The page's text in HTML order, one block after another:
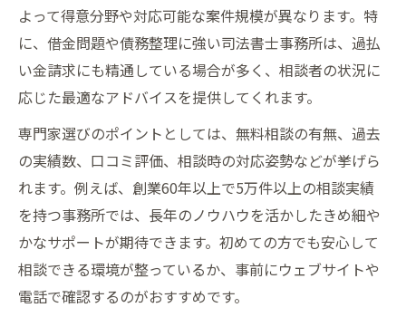
よって得意分野や対応可能な案件規模が異なります。特
に、借金問題や債務整理に強い司法書士事務所は、過払
い金請求にも精通している場合が多く、相談者の状況に
応じた最適なアドバイスを提供してくれます。
専門家選びのポイントとしては、無料相談の有無、過去
の実績数、口コミ評価、相談時の対応姿勢などが挙げら
れます。例えば、創業60年以上で5万件以上の相談実績
を持つ事務所では、長年のノウハウを活かしたきめ細や
かなサポートが期待できます。初めての方でも安心して
相談できる環境が整っているか、事前にウェブサイトや
電話で確認するのがおすすめです。